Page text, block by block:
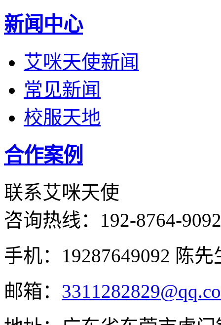
新闻中心
艾咪天使新闻
常见新闻
校服天地
合作案例
联系艾咪天使
咨询热线： 192-8764-9092
手机：19287649092 陈先
邮箱：